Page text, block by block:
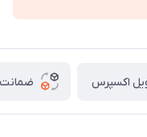
اکسپرس ضمانت